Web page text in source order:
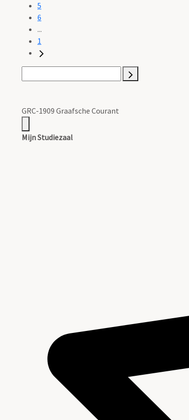
5
6
...
1
GRC-1909 Graafsche Courant
Mijn Studiezaal